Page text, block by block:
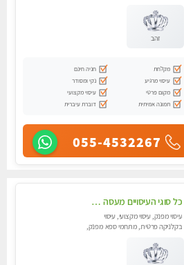
זהב
מקלחת
חניה חינם
עיסוי מרגיע
נקי ומסודר
מקום פרטי
עיסוי מקצועי
תמונה אמיתית
דוברת עיברית
055-4532267
כל סוגי העיסויים מעסה מקצועית ואיכותית פרטי!!!
עיסוי מפנק, עיסוי מקצועי, עיסוי
בקלניקה פרטית, מתחמי ספא מפנק,